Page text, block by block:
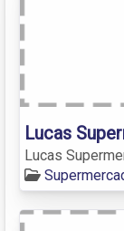
Lucas
Lucas